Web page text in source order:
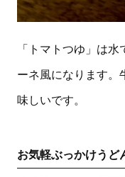
「トマトつゆ」は
ーネ風になります。
味しいです。
お気軽ぶっかけうど